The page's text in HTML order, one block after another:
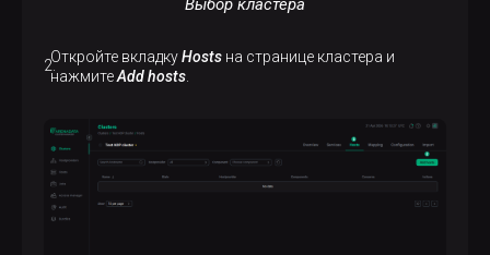
Выбор кластера
Откройте вкладкуHosts на странице кластера и
нажмитеAdd hosts